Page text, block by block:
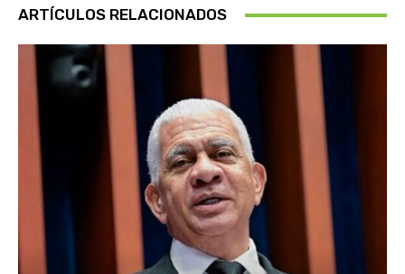
ARTÍCULOS RELACIONADOS